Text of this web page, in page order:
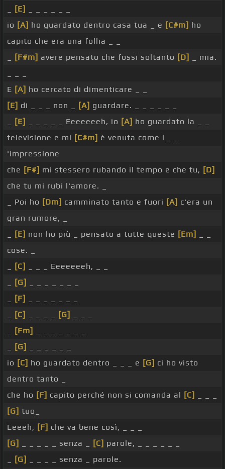
[E]
io [A] ho guardato dentro casa tua _ e [C#m] ho
capito che era una follia _ _
[F#m] avere pensato che fossi soltanto [D]
_ mia.
E [A] ho cercato di dimenticare _ _
[E] di _ _ _ non _ [A] guardare. _ _ _ _ _ _
[E] _ _ _ _ _ Eeeeeeeh, io [A] ho guardato la _ _
televisione e mi [C#m] è venuta come l _ _
'impressione
che [F#] mi stessero rubando il tempo e che tu, [D]
che tu mi rubi l'amore. _
_ Poi ho [Dm] camminato tanto e fuori [A] c'era un
gran rumore, _
[E] non ho più _ pensato a tutte queste [Em]
cose. _
[C]
_ _ _ Eeeeeeeh, _ _
[G]
[F]
[C] [G]
[Fm]
[G]
io [C] ho guardato dentro _ _ _ e [G] ci ho visto
dentro tanto _
che ho [F] capito perché non si comanda al [C]
[G] tuo_
Eeeeh, [F] che va bene così, _ _ _
[G]
_ _ _ _ _ senza _ [C] parole, _ _ _ _ _ _
[G]
_ _ _ _ senza _ parole.